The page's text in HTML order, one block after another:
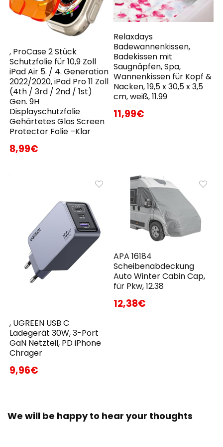
, ProCase 2 Stück
Schutzfolie für 10,9 Zoll
iPad Air 5. / 4. Generation
2022/2020, iPad Pro 11 Zoll
(4th / 3rd / 2nd / 1st)
Gen. 9H
Displayschutzfolie
Gehärtetes Glas Screen
Protector Folie –Klar
8,99€
Relaxdays
Badewannenkissen,
Badekissen mit
Saugnäpfen, Spa,
Wannenkissen für Kopf &
Nacken, 19,5 x 30,5 x 3,5
cm, weiß, 11.99
11,99€
, UGREEN USB C
Ladegerät 30W, 3-Port
GaN Netzteil, PD iPhone
Chrager
9,96€
APA 16184
Scheibenabdeckung
Auto Winter Cabin Cap,
für Pkw, 12.38
12,38€
We will be happy to hear your thoughts